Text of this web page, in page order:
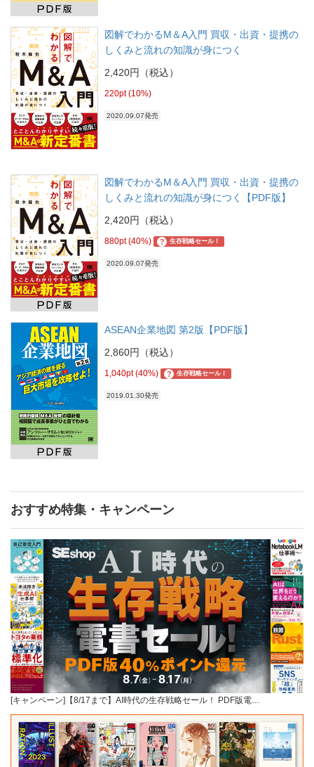
図解でわかるM＆A入門 買収・出資・提携の
しくみと流れの知識が身につく
2,420円（税込）
220pt (10%)
2020.09.07発売
図解でわかるM＆A入門 買収・出資・提携の
しくみと流れの知識が身につく【PDF版】
2,420円（税込）
880pt (40%) ? 生存戦略セール！
2020.09.07発売
ASEAN企業地図 第2版【PDF版】
2,860円（税込）
1,040pt (40%) ? 生存戦略セール！
2019.01.30発売
おすすめ特集・キャンペーン
[キャンペーン]【8/17まで】AI時代の生存戦略セール！ PDF版電…